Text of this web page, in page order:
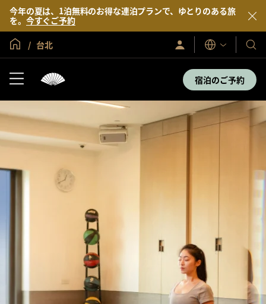
今年の夏は、1泊無料のお得な連泊プランで、ゆとりのある旅
を。 今すぐご予約
グローバル ホーム
台北
サ
イ
ぐ
会
表
示
言
語
当
社
の
ホ
ル
＆
宿泊のご予約